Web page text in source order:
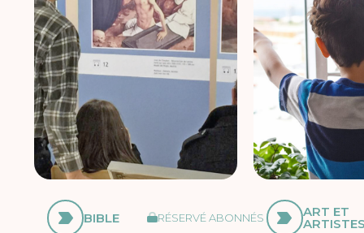
BIBLE RÉSERVÉ ABONNÉS ART ET